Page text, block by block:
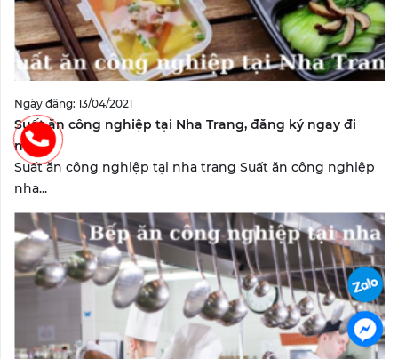
Ngày đăng: 13/04/2021
Suất ăn công nghiệp tại Nha Trang, đăng ký ngay đi
nào?
Suất ăn công nghiệp tại nha trang Suất ăn công nghiệp
nha...